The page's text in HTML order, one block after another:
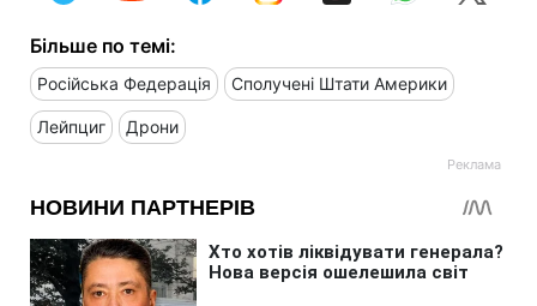
Більше по темі:
Російська Федерація Сполучені Штати Америки
Лейпциг Дрони